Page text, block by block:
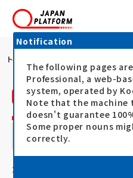
トップ
活動レポート ピースウィン
熊本県 球磨村総合
動完了―九州豪雨―
20.07.06 2020年7月豪雨
Notification
The following pages
Professional, a web-
system, operated by
Note that the machine
doesn't guarantee
Some proper nouns
correctly.